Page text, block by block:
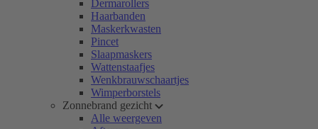
Dermarollers
Haarbanden
Maskerkwasten
Pincet
Slaapmaskers
Wattenstaafjes
Wenkbrauwschaartjes
Wimperborstels
Zonnebrand gezicht
Alle weergeven